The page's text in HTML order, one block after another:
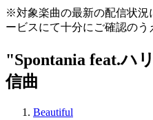
※対象楽曲の最新の配信状況
ービスにて十分にご確認のう
"Spontania feat.ハ
信曲
Beautiful